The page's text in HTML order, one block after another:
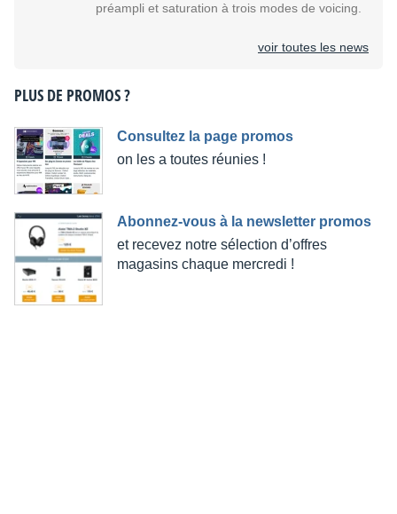
préampli et saturation à trois modes de voicing.
voir toutes les news
PLUS DE PROMOS ?
Consultez la page promos
on les a toutes réunies !
Abonnez-vous à la newsletter promos
et recevez notre sélection d’offres
magasins chaque mercredi !